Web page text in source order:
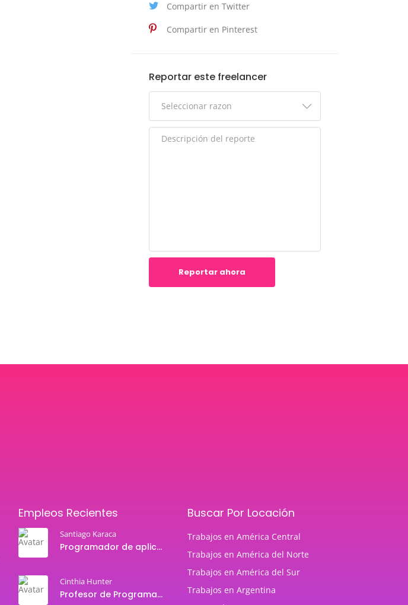
Compartir en Twitter
Compartir en Pinterest
Reportar este freelancer
Reportar ahora
Empleos Recientes
Santiago Karaca
Programador de aplicaciones Android
Cinthia Hunter
Profesor de Programación Java
Buscar Por Locación
Trabajos en América Central
Trabajos en América del Norte
Trabajos en América del Sur
Trabajos en Argentina